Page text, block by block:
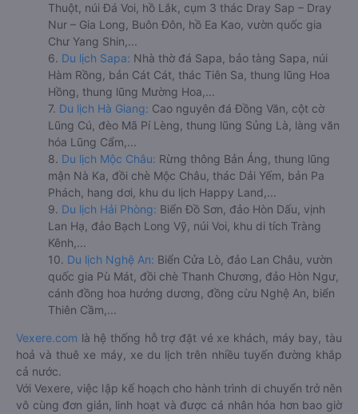
Thuột, núi Đá Voi, hồ Lắk, cụm 3 thác Dray Sap – Dray
Nur – Gia Long, Buôn Đôn, hồ Ea Kao, vườn quốc gia
Chư Yang Shin,...
6. Du lịch Sapa: Nhà thờ đá Sapa, bảo tàng Sapa, núi
Hàm Rồng, bản Cát Cát, thác Tiên Sa, thung lũng Hoa
Hồng, thung lũng Mường Hoa,...
7. Du lịch Hà Giang: Cao nguyên đá Đồng Văn, cột cờ
Lũng Cú, đèo Mã Pí Lèng, thung lũng Sủng Là, làng văn
hóa Lũng Cẩm,...
8. Du lịch Mộc Châu: Rừng thông Bản Áng, thung lũng
mận Nà Ka, đồi chè Mộc Châu, thác Dải Yếm, bản Pa
Phách, hang dơi, khu du lịch Happy Land,...
9. Du lịch Hải Phòng: Biển Đồ Sơn, đảo Hòn Dấu, vịnh
Lan Hạ, đảo Bạch Long Vỹ, núi Voi, khu di tích Tràng
Kênh,...
10. Du lịch Nghệ An: Biển Cửa Lò, đảo Lan Châu, vườn
quốc gia Pù Mát, đồi chè Thanh Chương, đảo Hòn Ngư,
cánh đồng hoa hướng dương, đồng cừu Nghệ An, biển
Thiên Cầm,...
Vexere.com là hệ thống hỗ trợ đặt vé xe khách, máy bay, tàu
hoả và thuê xe máy, xe du lịch trên nhiều tuyến đường khắp
cả nước.
Với Vexere, việc lập kế hoạch cho hành trình di chuyển trở nên
vô cùng đơn giản, linh hoạt và được cá nhân hóa hơn bao giờ